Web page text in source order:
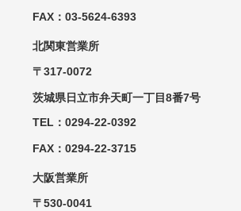
FAX：03-5624-6393
北関東営業所
〒317-0072
茨城県日立市弁天町一丁目8番7号
TEL：0294-22-0392
FAX：0294-22-3715
大阪営業所
〒530-0041